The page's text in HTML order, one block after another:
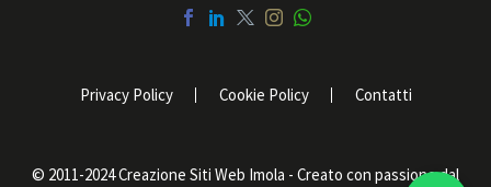
Privacy Policy Cookie Policy Contatti
© 2011-2024 Creazione Siti Web Imola - Creato con passione dal